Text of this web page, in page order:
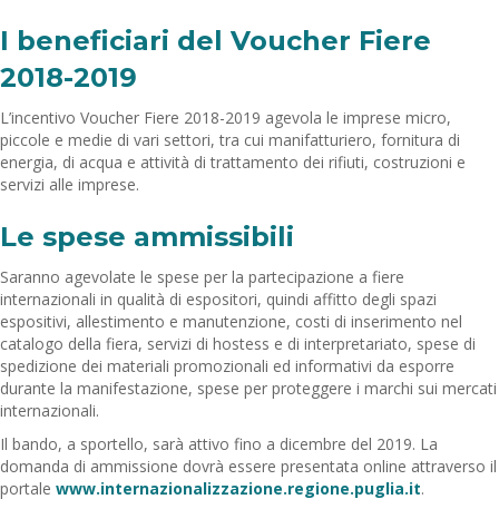
I beneficiari del Voucher Fiere
2018-2019
L’incentivo Voucher Fiere 2018-2019 agevola le imprese micro,
piccole e medie di vari settori, tra cui manifatturiero, fornitura di
energia, di acqua e attività di trattamento dei rifiuti, costruzioni e
servizi alle imprese.
Le spese ammissibili
Saranno agevolate le spese per la partecipazione a fiere
internazionali in qualità di espositori, quindi affitto degli spazi
espositivi, allestimento e manutenzione, costi di inserimento nel
catalogo della fiera, servizi di hostess e di interpretariato, spese di
spedizione dei materiali promozionali ed informativi da esporre
durante la manifestazione, spese per proteggere i marchi sui mercati
internazionali.
Il bando, a sportello, sarà attivo fino a dicembre del 2019. La
domanda di ammissione dovrà essere presentata online attraverso il
portale www.internazionalizzazione.regione.puglia.it.